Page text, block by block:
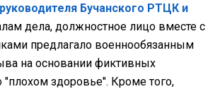
Бучанского РТЦК и
дела, должностное лицо вместе с
предлагало военнообязанным
на основании фиктивных
здоровье". Кроме того,